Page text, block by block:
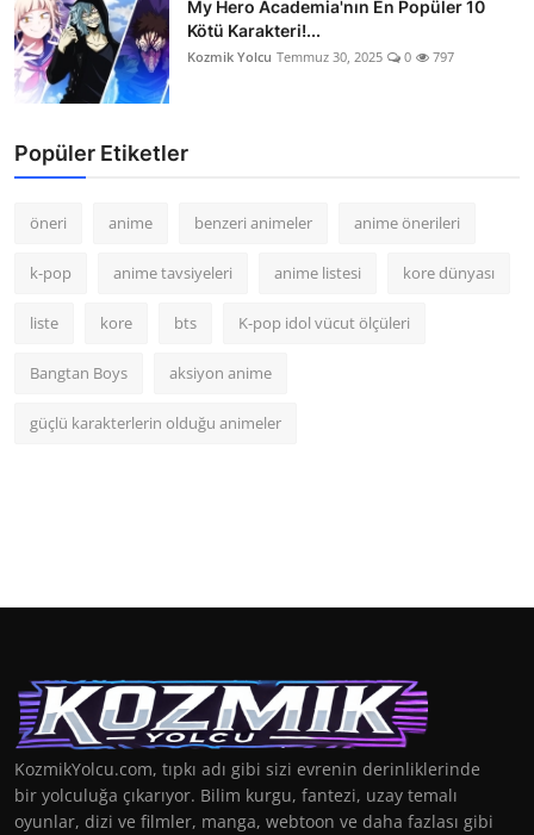
My Hero Academia'nın En Popüler 10
Kötü Karakteri!...
Kozmik Yolcu Temmuz 30, 2025 0 797
Popüler Etiketler
öneri anime benzeri animeler anime önerileri
k-pop anime tavsiyeleri anime listesi kore dünyası
liste kore bts K-pop idol vücut ölçüleri
Bangtan Boys aksiyon anime
güçlü karakterlerin olduğu animeler
KozmikYolcu.com, tıpkı adı gibi sizi evrenin derinliklerinde
bir yolculuğa çıkarıyor. Bilim kurgu, fantezi, uzay temalı
oyunlar, dizi ve filmler, manga, webtoon ve daha fazlası gibi